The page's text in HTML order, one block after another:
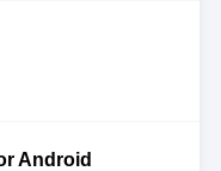
Android